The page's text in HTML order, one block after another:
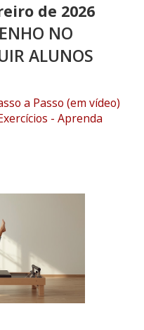
de 2026
NO
ALUNOS
a Passo (em vídeo)
- Aprenda